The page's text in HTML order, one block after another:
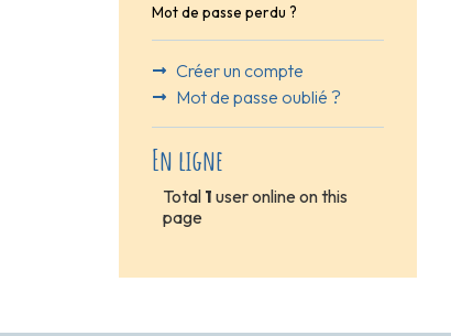
Mot de passe perdu ?
Créer un compte
Mot de passe oublié ?
En ligne
Total 1 user online on this
page